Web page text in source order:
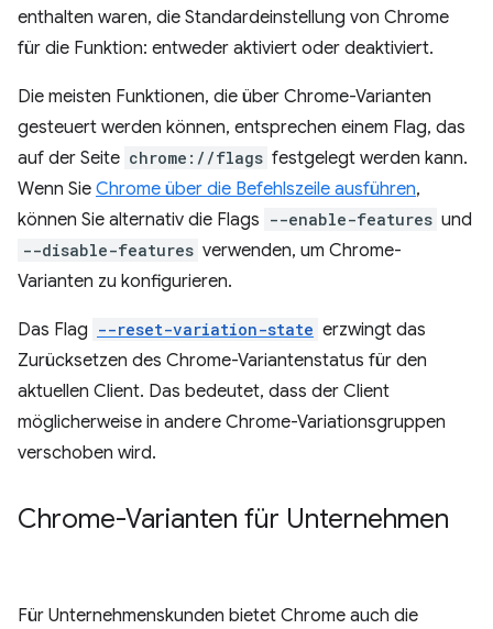
enthalten waren, die Standardeinstellung von Chrome
für die Funktion: entweder aktiviert oder deaktiviert.
Die meisten Funktionen, die über Chrome-Varianten
gesteuert werden können, entsprechen einem Flag, das
auf der Seite chrome://flags festgelegt werden kann.
Wenn Sie Chrome über die Befehlszeile ausführen,
können Sie alternativ die Flags --enable-features und
--disable-features verwenden, um Chrome-
Varianten zu konfigurieren.
Das Flag --reset-variation-state erzwingt das
Zurücksetzen des Chrome-Variantenstatus für den
aktuellen Client. Das bedeutet, dass der Client
möglicherweise in andere Chrome-Variationsgruppen
verschoben wird.
Chrome-Varianten für Unternehmen
Für Unternehmenskunden bietet Chrome auch die